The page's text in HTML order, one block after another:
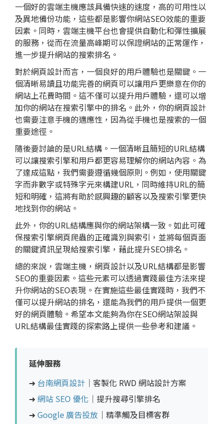
一個好的雲端主機應該具備快速的速度，高的可用性以
及異地備份功能，這些都是影響你網站SEO效能的重要
因素。同時，雲端主機平台也會提供自動化和彈性擴展
的服務，從而在流量高峰期可以保證網站的正常運作，
進一步提升網站的搜索排名。
對於網頁設計而言，一個良好的用戶體驗也是關鍵。一
個清晰易讀且功能完善的網頁可以讓用戶更樂意在你的
網站上花費時間。這不僅可以提升用戶體驗，還可以增
加你的網站在搜索引擎中的排名。此外，你的網頁設計
也需要注意手機的適應性，因為從手機也是搜索的一個
重要途徑。
隨後要討論的是URL結構。一個清晰且簡短的URL結構
可以讓搜索引擎和用戶都更容易理解你的網站內容。為
了達成這點，我們需要遵循幾個原則。例如，使用關鍵
字而非數字或特殊字元來構建URL，同時維持URL的簡
短和明確，這將有助於感興趣的顧客以及搜索引擎更快
地找到你的網站。
此外，你的URL結構應與你的網站架構一致。如此可確
保搜索引擎網頁爬蟲的正確識別與索引，並將每個頁面
的關鍵資訊呈現給搜索引擎，藉此提升SEO排名。
總的來說，雲端主機，網頁設計以及URL結構都是影響
SEO的重要因素。這些元素可以透過實踐最佳方法來提
升你網站的SEO表現。在實施這些最佳實踐時，我們不
僅可以提升網站的排名，還能為我們的用戶提供一個更
好的網頁體驗。希望本文能夠為你在SEO網站架設與
URL結構最佳實踐的探索路上提供一些參考和建議。
延伸服務
➜ 台南網頁設計 ｜客製化 RWD 網站設計方案
➜ 網站 SEO 優化 ｜提升搜尋引擎排名
➜ Google 廣告投放 ｜精準觸及目標客群